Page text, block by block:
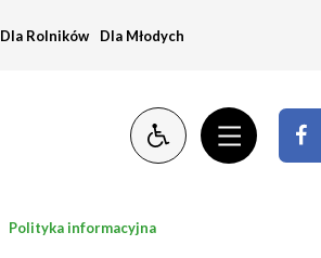
Dla Rolników Dla Młodych
Polityka informacyjna